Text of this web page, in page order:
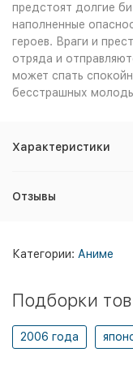
предстоят долгие
наполненные
героев. Враги и
отряда и
может спать
бесстрашных
Характеристики
Отзывы
Категории: Аниме
Подборки
2006 года